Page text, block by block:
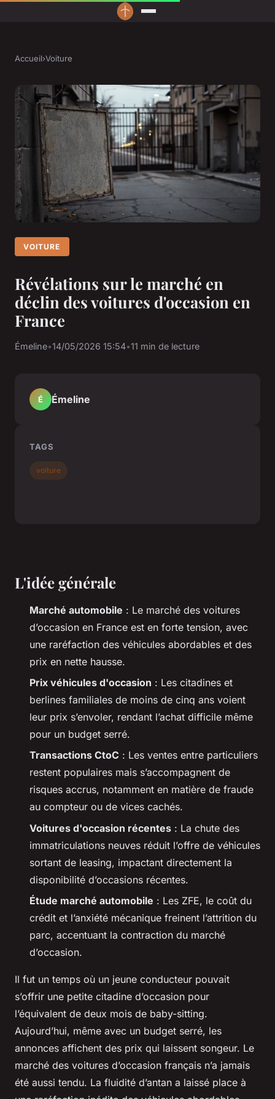
Accueil›Voiture
VOITURE
Révélations sur le marché en
déclin des voitures d'occasion en
France
Émeline•14/05/2026 15:54•11 min de lecture
L'idée générale
Marché automobile : Le marché des voitures
d’occasion en France est en forte tension, avec
une raréfaction des véhicules abordables et des
prix en nette hausse.
Prix véhicules d'occasion : Les citadines et
berlines familiales de moins de cinq ans voient
leur prix s’envoler, rendant l’achat difficile même
pour un budget serré.
Transactions CtoC : Les ventes entre particuliers
restent populaires mais s’accompagnent de
risques accrus, notamment en matière de fraude
au compteur ou de vices cachés.
Voitures d'occasion récentes : La chute des
immatriculations neuves réduit l’offre de véhicules
sortant de leasing, impactant directement la
disponibilité d’occasions récentes.
Étude marché automobile : Les ZFE, le coût du
crédit et l’anxiété mécanique freinent l’attrition du
parc, accentuant la contraction du marché
d’occasion.
Il fut un temps où un jeune conducteur pouvait
s’offrir une petite citadine d’occasion pour
l’équivalent de deux mois de baby-sitting.
Aujourd’hui, même avec un budget serré, les
annonces affichent des prix qui laissent songeur. Le
marché des voitures d’occasion français n’a jamais
été aussi tendu. La fluidité d’antan a laissé place à
É Émeline
TAGS
voiture